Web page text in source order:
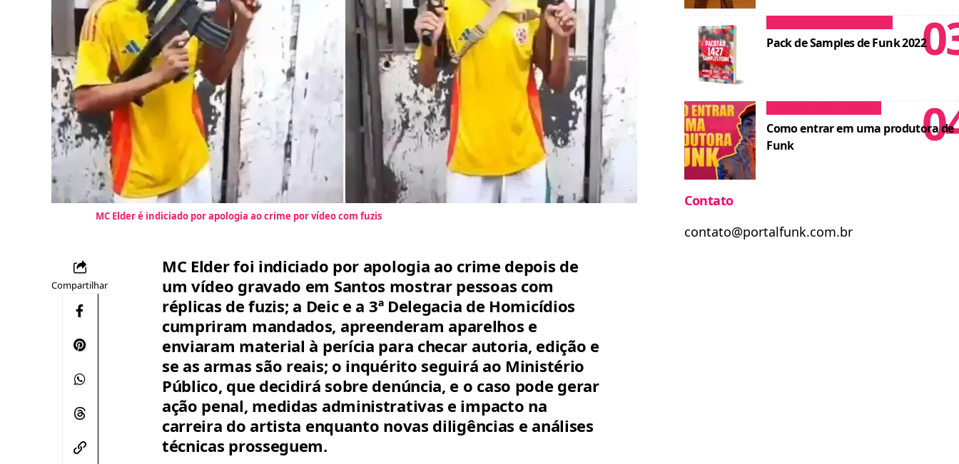
MC Elder é indiciado por apologia ao crime por vídeo com fuzis
Compartilhar
MC Elder foi indiciado por apologia ao crime depois de
um vídeo gravado em Santos mostrar pessoas com
réplicas de fuzis; a Deic e a 3ª Delegacia de Homicídios
cumpriram mandados, apreenderam aparelhos e
enviaram material à perícia para checar autoria, edição e
se as armas são reais; o inquérito seguirá ao Ministério
Público, que decidirá sobre denúncia, e o caso pode gerar
ação penal, medidas administrativas e impacto na
carreira do artista enquanto novas diligências e análises
técnicas prosseguem.
Pack de Samples de Funk 2022
Como entrar em uma produtora de
Funk
Contato
contato@portalfunk.com.br